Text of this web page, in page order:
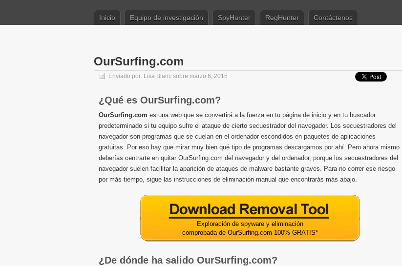
Inicio
Equipo de investigación SpyHunter RegHunter Contáctenos
OurSurfing.com
Enviado por: Lisa Blanc sobre marzo 6, 2015
¿Qué es OurSurfing.com?
OurSurfing.com es una web que se convertirá a la fuerza en tu página de inicio y en tu buscador
predeterminado si tu equipo sufre el ataque de cierto secuestrador del navegador. Los secuestradores del
navegador son programas que se cuelan en el ordenador escondidos en paquetes de aplicaciones
gratuitas. Por eso hay que mirar muy bien qué tipo de programas descargamos por ahí. Pero ahora mismo
deberías centrarte en quitar OurSurfing.com del navegador y del ordenador, porque los secuestradores del
navegador suelen facilitar la aparición de ataques de malware bastante graves. Para no correr ese riesgo
por más tiempo, sigue las instrucciones de eliminación manual que encontrarás más abajo.
Exploración de spyware y eliminación
comprobada de OurSurfing.com 100% GRATIS*
¿De dónde ha salido OurSurfing.com?